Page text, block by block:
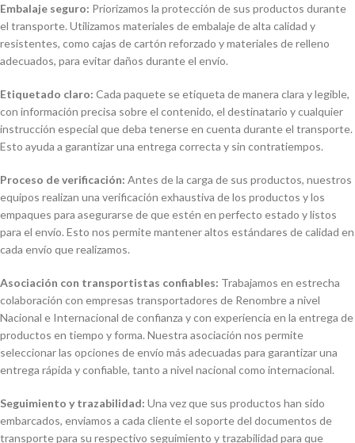
Embalaje seguro: Priorizamos la protección de sus productos durante
el transporte. Utilizamos materiales de embalaje de alta calidad y
resistentes, como cajas de cartón reforzado y materiales de relleno
adecuados, para evitar daños durante el envío.
Etiquetado claro: Cada paquete se etiqueta de manera clara y legible,
con información precisa sobre el contenido, el destinatario y cualquier
instrucción especial que deba tenerse en cuenta durante el transporte.
Esto ayuda a garantizar una entrega correcta y sin contratiempos.
Proceso de verificación: Antes de la carga de sus productos, nuestros
equipos realizan una verificación exhaustiva de los productos y los
empaques para asegurarse de que estén en perfecto estado y listos
para el envío. Esto nos permite mantener altos estándares de calidad en
cada envío que realizamos.
Asociación con transportistas confiables: Trabajamos en estrecha
colaboración con empresas transportadores de Renombre a nivel
Nacional e Internacional de confianza y con experiencia en la entrega de
productos en tiempo y forma. Nuestra asociación nos permite
seleccionar las opciones de envío más adecuadas para garantizar una
entrega rápida y confiable, tanto a nivel nacional como internacional.
Seguimiento y trazabilidad: Una vez que sus productos han sido
embarcados, enviamos a cada cliente el soporte del documentos de
transporte para su respectivo seguimiento y trazabilidad para que